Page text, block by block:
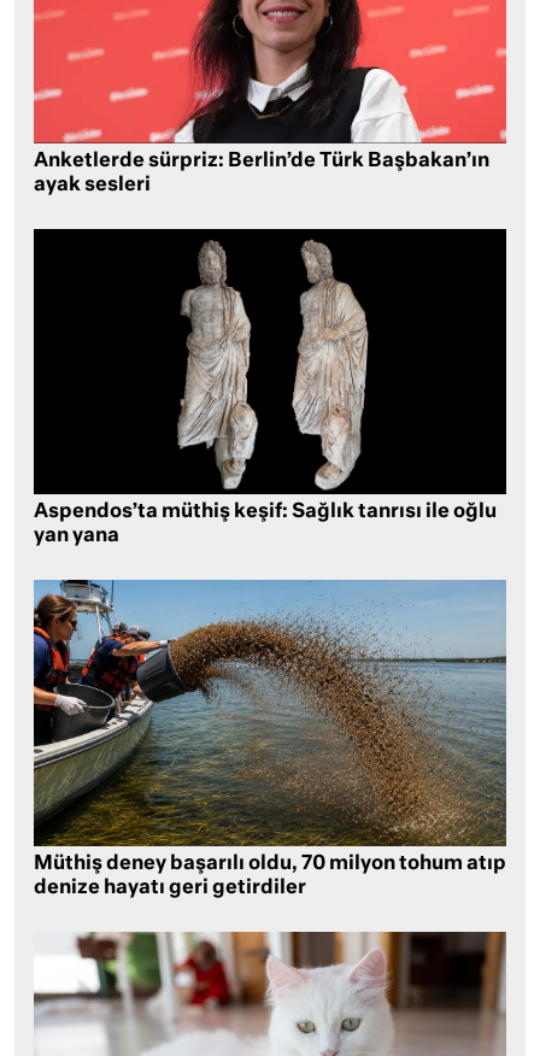
Anketlerde sürpriz: Berlin’de Türk Başbakan’ın
ayak sesleri
Aspendos’ta müthiş keşif: Sağlık tanrısı ile oğlu
yan yana
Müthiş deney başarılı oldu, 70 milyon tohum atıp
denize hayatı geri getirdiler